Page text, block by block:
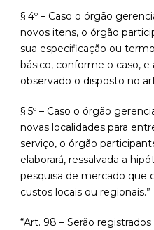
§ 4º – Caso o órgão
novos itens, o órgão
sua especificação ou
básico, conforme o caso,
observado o disposto no
§ 5º – Caso o órgão
novas localidades para
serviço, o órgão
elaborará, ressalvada a
pesquisa de mercado que
custos locais ou regionais.”
“Art. 98 – Serão